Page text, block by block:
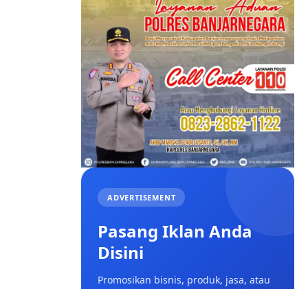
ADVERTISEMENT
Pasang Iklan Anda
Disini
Promosikan bisnis, produk, jasa, atau